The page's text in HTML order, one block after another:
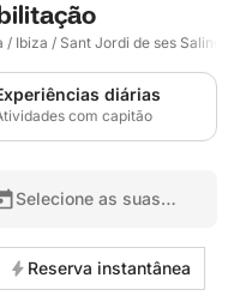
/ Ibiza / Sant Jordi de ses Salines
diárias
com capitão
Selecione as suas
Reserva instantânea